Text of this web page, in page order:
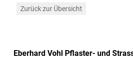
Zurück zur Übersicht
Eberhard Vohl Pflaster- und